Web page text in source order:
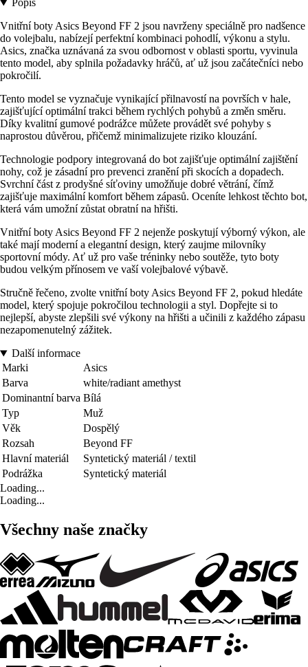
Popis
Vnitřní boty Asics Beyond FF 2 jsou navrženy speciálně pro nadšence
do volejbalu, nabízejí perfektní kombinaci pohodlí, výkonu a stylu.
Asics, značka uznávaná za svou odbornost v oblasti sportu, vyvinula
tento model, aby splnila požadavky hráčů, ať už jsou začátečníci nebo
pokročilí.
Tento model se vyznačuje vynikající přilnavostí na površích v hale,
zajišťující optimální trakci během rychlých pohybů a změn směru.
Díky kvalitní gumové podrážce můžete provádět své pohyby s
naprostou důvěrou, přičemž minimalizujete riziko klouzání.
Technologie podpory integrovaná do bot zajišťuje optimální zajištění
nohy, což je zásadní pro prevenci zranění při skocích a dopadech.
Svrchní část z prodyšné síťoviny umožňuje dobré větrání, čímž
zajišťuje maximální komfort během zápasů. Oceníte lehkost těchto bot,
která vám umožní zůstat obratní na hřišti.
Vnitřní boty Asics Beyond FF 2 nejenže poskytují výborný výkon, ale
také mají moderní a elegantní design, který zaujme milovníky
sportovní módy. Ať už pro vaše tréninky nebo soutěže, tyto boty
budou velkým přínosem ve vaší volejbalové výbavě.
Stručně řečeno, zvolte vnitřní boty Asics Beyond FF 2, pokud hledáte
model, který spojuje pokročilou technologii a styl. Dopřejte si to
nejlepší, abyste zlepšili své výkony na hřišti a učinili z každého zápasu
nezapomenutelný zážitek.
Další informace
Marki
Asics
Barva
white/radiant amethyst
Dominantní barva Bílá
Typ
Muž
Věk
Dospělý
Rozsah
Beyond FF
Hlavní materiál
Syntetický materiál / textil
Podrážka
Syntetický materiál
Loading...
Loading...
Všechny naše značky